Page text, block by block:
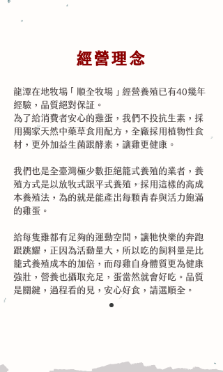
經營理念
龍潭在地牧場「順全牧場」經營養殖已有40幾年
經驗，品質絕對保証。
為了給消費者安心的雞蛋，我們不投抗生素，採
用獨家天然中藥草食用配方，全廠採用植物性食
材，更外加益生菌跟酵素，讓雞更健康。
我們也是全臺灣極少數拒絕籠式養殖的業者，養
殖方式是以放牧式跟平式養殖，採用這樣的高成
本養殖法，為的就是能產出每顆青春與活力飽滿
的雞蛋。
給每隻雞都有足夠的運動空間，讓牠快樂的奔跑
跟跳耀，正因為活動量大，所以吃的飼料量是比
籠式養殖成本的加倍，而母雞自身體質更為健康
強壯，營養也攝取充足，蛋當然就會好吃。品質
是關鍵，過程看的見，安心好食，請選順全。